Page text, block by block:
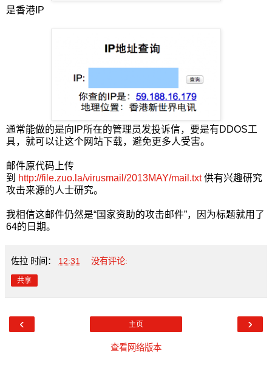
是香港IP
通常能做的是向IP所在的管理员发投诉信，要是有DDOS工
具，就可以让这个网站下载，避免更多人受害。
邮件原代码上传
到 http://file.zuo.la/virusmail/2013MAY/mail.txt供有兴趣研究
攻击来源的人士研究。
我相信这邮件仍然是“国家资助的攻击邮件”，因为标题就用了
64的日期。
佐拉 时间： 12:31 没有评论:
共享
‹ ›
主页
查看网络版本